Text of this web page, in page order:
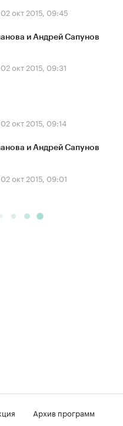
02 окт 2015, 09:45
и Андрей Сапунов
02 окт 2015, 09:31
02 окт 2015, 09:14
и Андрей Сапунов
02 окт 2015, 09:01
Архив программ